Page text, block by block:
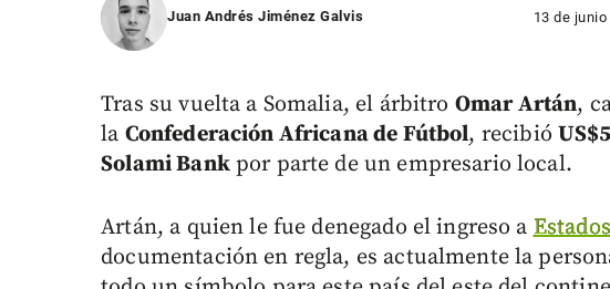
Juan Andrés Jiménez Galvis 13 de
Tras su vuelta a Somalia, el árbitro Omar Artán,
la Confederación Africana de Fútbol, recibió
Solami Bankpor parte de un empresario local.
Artán, a quien le fue denegado el ingreso a
documentación en regla, es actualmente la